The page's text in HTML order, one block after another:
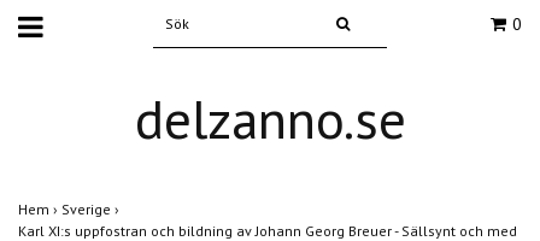
0
delzanno.se
Hem › Sverige ›
Karl XI:s uppfostran och bildning av Johann Georg Breuer - Sällsynt och med